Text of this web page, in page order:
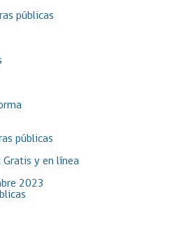
públicas
públicas
Gratis y en línea
2023